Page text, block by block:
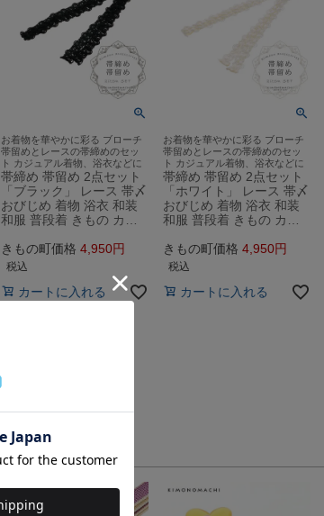
お着物を華やかに彩る ブローチ
帯留めとレースの帯締めのセッ
ト カジュアル着物、浴衣などに
帯締め 帯留め 2点セット
「ブラック」 レース 帯〆
おびじめ 着物 浴衣 和装
和服 普段着 きもの カ…
きもの町価格 4,950
税込
カートに入れる
お着物を華やかに彩る ブローチ
帯留めとレースの帯締めのセッ
ト カジュアル着物、浴衣などに
帯締め 帯留め 2点セット
「ホワイト」 レース 帯〆
おびじめ 着物 浴衣 和装
和服 普段着 きもの カ…
きもの町価格 4,950
税込
カートに入れる